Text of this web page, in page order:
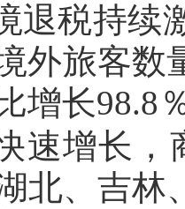
退税持续
外旅客数
增长98.8
速增长，
北、吉林